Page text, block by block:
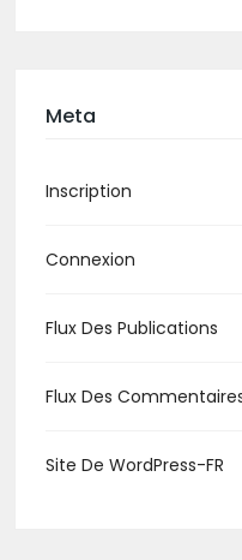
Meta
Inscription
Connexion
Flux Des Publications
Flux Des
Site De WordPress-FR